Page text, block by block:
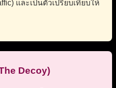
และเป็นตัวเปรียบเทียบให้
Decoy)